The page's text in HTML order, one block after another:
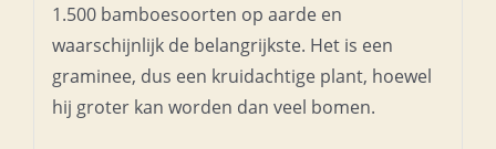
1.500 bamboesoorten op aarde en
waarschijnlijk de belangrijkste. Het is een
graminee, dus een kruidachtige plant, hoewel
hij groter kan worden dan veel bomen.